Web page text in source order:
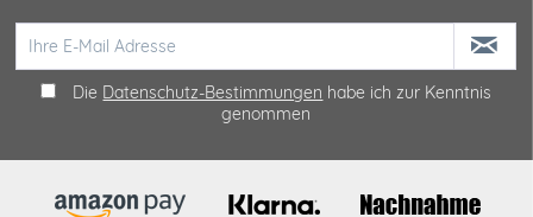
Die Datenschutz-Bestimmungen habe ich zur Kenntnis
genommen